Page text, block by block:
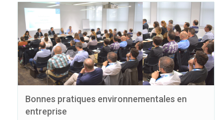
Bonnes pratiques environnementales en
entreprise